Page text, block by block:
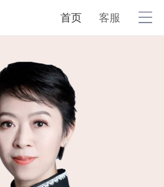
首页 客服
吕馥芸
济南 · 历城区
家庭教育指导师
7